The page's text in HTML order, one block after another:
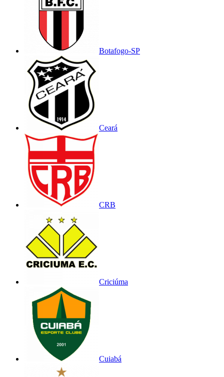
Botafogo-SP
Ceará
CRB
Criciúma
Cuiabá